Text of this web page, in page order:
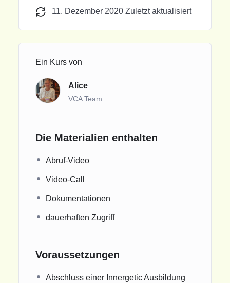
11. Dezember 2020 Zuletzt aktualisiert
Ein Kurs von
Alice
VCA Team
Die Materialien enthalten
Abruf-Video
Video-Call
Dokumentationen
dauerhaften Zugriff
Voraussetzungen
Abschluss einer Innergetic Ausbildung